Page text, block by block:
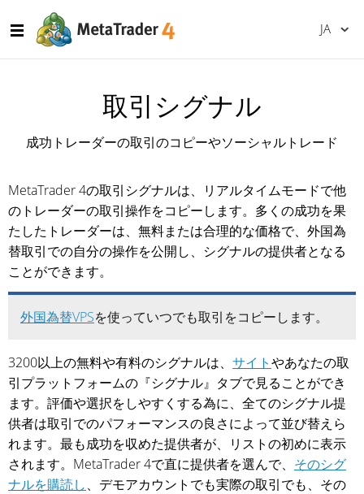
JA
取引シグナル
成功トレーダーの取引のコピーやソーシャルトレード
MetaTrader 4の取引シグナルは、リアルタイムモードで他
のトレーダーの取引操作をコピーします。多くの成功を果
たしたトレーダーは、無料または合理的な価格で、外国為
替取引での自分の操作を公開し、シグナルの提供者となる
ことができます。
外国為替VPSを使っていつでも取引をコピーします。
3200以上の無料や有料のシグナルは、 サイトやあなたの取
引プラットフォームの『シグナル』タブで見ることができ
ます。評価や選択をしやすくする為に、全てのシグナル提
供者は取引でのパフォーマンスの良さによって並び替えら
れます。最も成功を収めた提供者が、リストの初めに表示
されます。MetaTrader 4で直に提供者を選んで、 そのシグ
ナルを購読し、デモアカウントでも実際の取引でも、その